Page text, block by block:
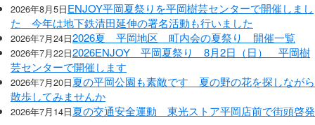
2026年8月5日ENJOY平岡夏祭りを平岡樹芸センターで開催しまし
た 今年は地下鉄清田延伸の署名活動も行いました
2026年7月24日2026夏 平岡地区 町内会の夏祭り 開催一覧
2026年7月22日2026ENJOY 平岡夏祭り 8月2日（日） 平岡樹
芸センターで開催します
2026年7月20日夏の平岡公園も素敵です 夏の野の花を探しながら
散歩してみませんか
2026年7月14日夏の交通安全運動 東光ストア平岡店前で街頭啓発